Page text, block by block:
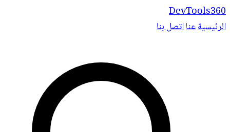
DevTools360
الرئيسيةعنااتصل بنا